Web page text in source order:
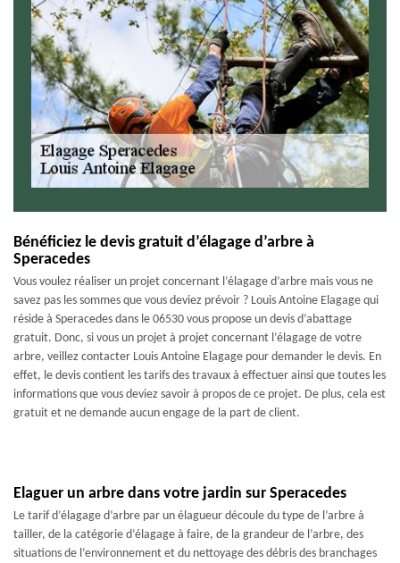
Bénéficiez le devis gratuit d’élagage d’arbre à
Speracedes
Vous voulez réaliser un projet concernant l’élagage d’arbre mais vous ne
savez pas les sommes que vous deviez prévoir ? Louis Antoine Elagage qui
réside à Speracedes dans le 06530 vous propose un devis d’abattage
gratuit. Donc, si vous un projet à projet concernant l’élagage de votre
arbre, veillez contacter Louis Antoine Elagage pour demander le devis. En
effet, le devis contient les tarifs des travaux à effectuer ainsi que toutes les
informations que vous deviez savoir à propos de ce projet. De plus, cela est
gratuit et ne demande aucun engage de la part de client.
Elaguer un arbre dans votre jardin sur Speracedes
Le tarif d’élagage d’arbre par un élagueur découle du type de l’arbre à
tailler, de la catégorie d’élagage à faire, de la grandeur de l’arbre, des
situations de l’environnement et du nettoyage des débris des branchages